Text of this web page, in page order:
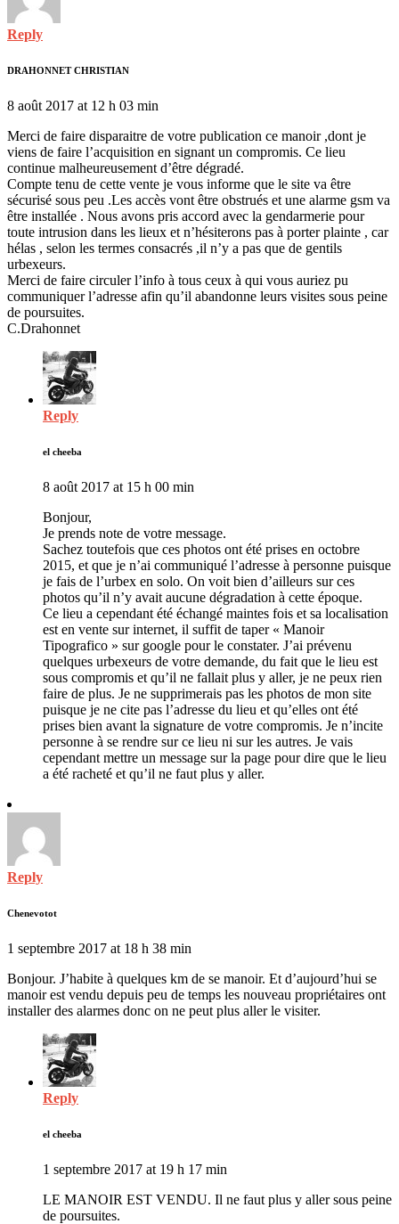
Reply
DRAHONNET CHRISTIAN
8 août 2017 at 12 h 03 min
Merci de faire disparaitre de votre publication ce manoir ,dont je
viens de faire l’acquisition en signant un compromis. Ce lieu
continue malheureusement d’être dégradé.
Compte tenu de cette vente je vous informe que le site va être
sécurisé sous peu .Les accès vont être obstrués et une alarme gsm va
être installée . Nous avons pris accord avec la gendarmerie pour
toute intrusion dans les lieux et n’hésiterons pas à porter plainte , car
hélas , selon les termes consacrés ,il n’y a pas que de gentils
urbexeurs.
Merci de faire circuler l’info à tous ceux à qui vous auriez pu
communiquer l’adresse afin qu’il abandonne leurs visites sous peine
de poursuites.
C.Drahonnet
Reply
el cheeba
8 août 2017 at 15 h 00 min
Bonjour,
Je prends note de votre message.
Sachez toutefois que ces photos ont été prises en octobre
2015, et que je n’ai communiqué l’adresse à personne puisque
je fais de l’urbex en solo. On voit bien d’ailleurs sur ces
photos qu’il n’y avait aucune dégradation à cette époque.
Ce lieu a cependant été échangé maintes fois et sa localisation
est en vente sur internet, il suffit de taper « Manoir
Tipografico » sur google pour le constater. J’ai prévenu
quelques urbexeurs de votre demande, du fait que le lieu est
sous compromis et qu’il ne fallait plus y aller, je ne peux rien
faire de plus. Je ne supprimerais pas les photos de mon site
puisque je ne cite pas l’adresse du lieu et qu’elles ont été
prises bien avant la signature de votre compromis. Je n’incite
personne à se rendre sur ce lieu ni sur les autres. Je vais
cependant mettre un message sur la page pour dire que le lieu
a été racheté et qu’il ne faut plus y aller.
Reply
Chenevotot
1 septembre 2017 at 18 h 38 min
Bonjour. J’habite à quelques km de se manoir. Et d’aujourd’hui se
manoir est vendu depuis peu de temps les nouveau propriétaires ont
installer des alarmes donc on ne peut plus aller le visiter.
Reply
el cheeba
1 septembre 2017 at 19 h 17 min
LE MANOIR EST VENDU. Il ne faut plus y aller sous peine
de poursuites.